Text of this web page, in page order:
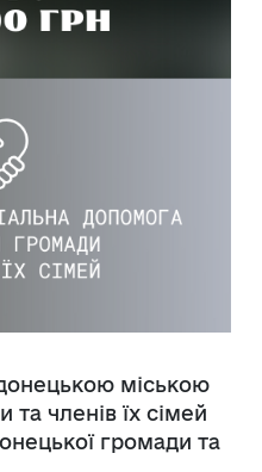
міською
членів їх сімей
громади та